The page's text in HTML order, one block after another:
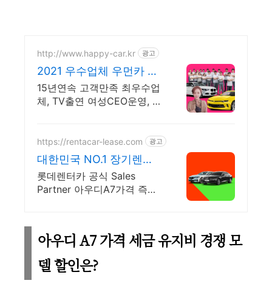
http://www.happy-car.kr 광고
2021 우수업체 우먼카 중
고차는 최우수모범업체에
서!
15년연속 고객만족 최우수업
체, TV출연 여성CEO운영, 수
족 업체 "네티즌 선정 최우수
홈페이지"
https://rentacar-lease.com 광고
대한민국 NO.1 장기렌트
신차를 구매하는 완벽한
방법
롯데렌터카 공식 Sales
Partner 아우디A7가격 즉시
아우디 A7 가격 세금 유지비 경쟁 모
델 할인은?